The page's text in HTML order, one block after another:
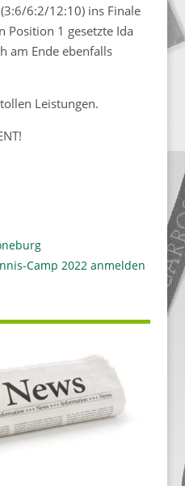
6:2/12:10) ins Finale
Position 1 gesetzte Ida
am Ende ebenfalls
Leistungen.
Camp 2022 anmelden